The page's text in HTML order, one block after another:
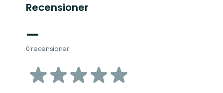
Recensioner
—
0 recensioner
av